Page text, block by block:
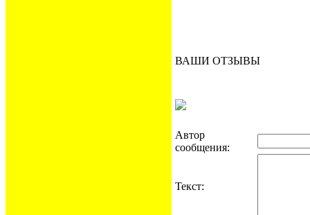
ВАШИ ОТЗЫВЫ
Автор
сообщения:
Текст: